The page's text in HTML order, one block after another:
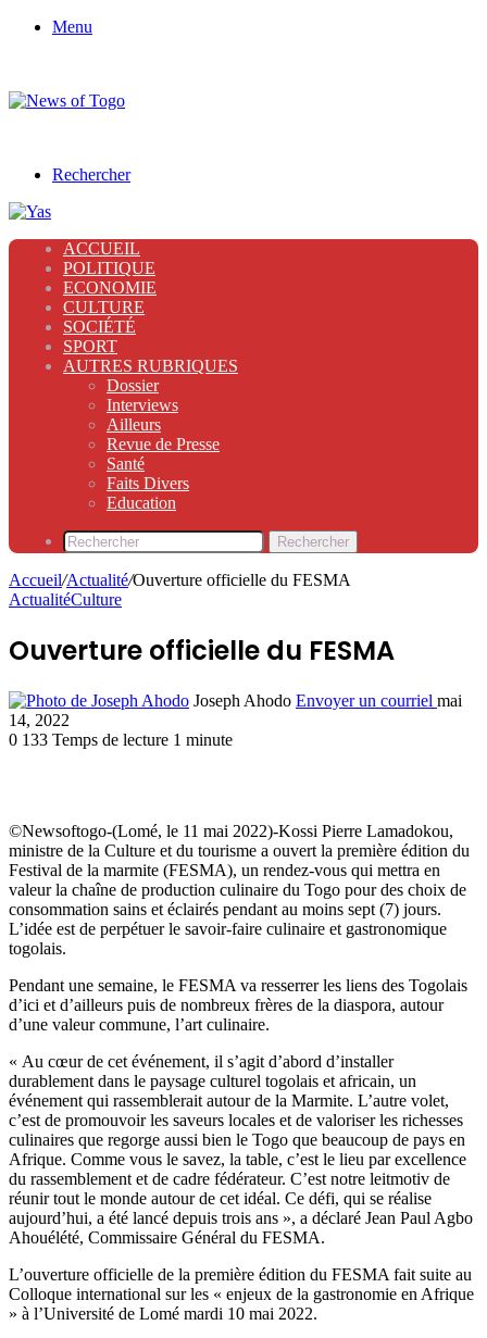
Menu
Rechercher
ACCUEIL
POLITIQUE
ECONOMIE
CULTURE
SOCIÉTÉ
SPORT
AUTRES RUBRIQUES
Dossier
Interviews
Ailleurs
Revue de Presse
Santé
Faits Divers
Education
Rechercher
Accueil/Actualité/Ouverture officielle du FESMA
ActualitéCulture
Ouverture officielle du FESMA
Joseph Ahodo Envoyer un courriel mai
14, 2022
0 133 Temps de lecture 1 minute
©Newsoftogo-(Lomé, le 11 mai 2022)-Kossi Pierre Lamadokou,
ministre de la Culture et du tourisme a ouvert la première édition du
Festival de la marmite (FESMA), un rendez-vous qui mettra en
valeur la chaîne de production culinaire du Togo pour des choix de
consommation sains et éclairés pendant au moins sept (7) jours.
L’idée est de perpétuer le savoir-faire culinaire et gastronomique
togolais.
Pendant une semaine, le FESMA va resserrer les liens des Togolais
d’ici et d’ailleurs puis de nombreux frères de la diaspora, autour
d’une valeur commune, l’art culinaire.
« Au cœur de cet événement, il s’agit d’abord d’installer
durablement dans le paysage culturel togolais et africain, un
événement qui rassemblerait autour de la Marmite. L’autre volet,
c’est de promouvoir les saveurs locales et de valoriser les richesses
culinaires que regorge aussi bien le Togo que beaucoup de pays en
Afrique. Comme vous le savez, la table, c’est le lieu par excellence
du rassemblement et de cadre fédérateur. C’est notre leitmotiv de
réunir tout le monde autour de cet idéal. Ce défi, qui se réalise
aujourd’hui, a été lancé depuis trois ans », a déclaré Jean Paul Agbo
Ahouélété, Commissaire Général du FESMA.
L’ouverture officielle de la première édition du FESMA fait suite au
Colloque international sur les « enjeux de la gastronomie en Afrique
» à l’Université de Lomé mardi 10 mai 2022.